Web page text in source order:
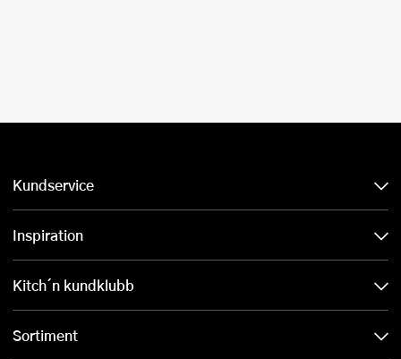
Kundservice
Inspiration
Kitch´n kundklubb
Sortiment